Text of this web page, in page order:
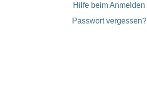
Hilfe beim Anmelden
Passwort vergessen?